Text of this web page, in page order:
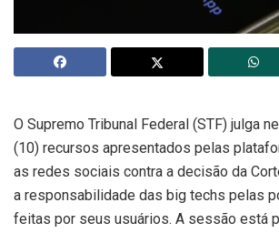
O Supremo Tribunal Federal (STF) julga
(10) recursos apresentados pelas
as redes sociais contra a decisão da
a responsabilidade das big techs pelas
feitas por seus usuários. A sessão está